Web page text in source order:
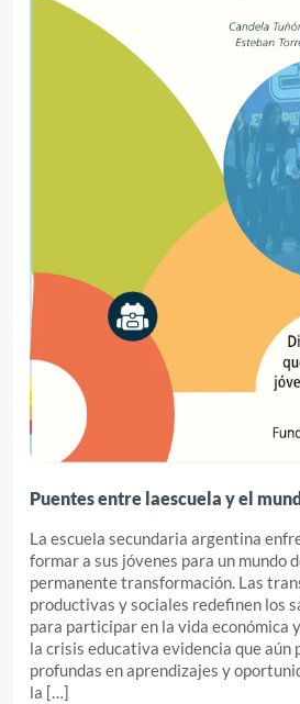
Puentes entre laescuela y el
La escuela secundaria argentina
formar a sus jóvenes para un mundo
permanente transformación. Las
productivas y sociales redefinen los
para participar en la vida económica
la crisis educativa evidencia que aún
profundas en aprendizajes y
la […]